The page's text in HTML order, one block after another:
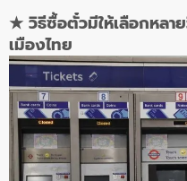
★ วิธีซื้อตั๋วมีให้เลือกหลา
เมืองไทย